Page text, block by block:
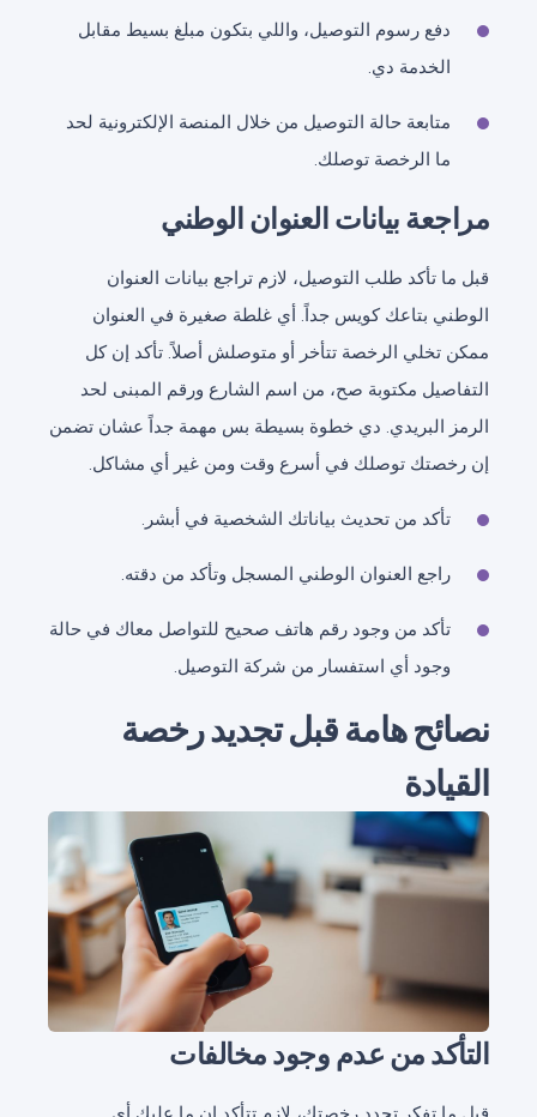
دفع رسوم التوصيل، واللي بتكون مبلغ بسيط مقابل
الخدمة دي.
متابعة حالة التوصيل من خلال المنصة الإلكترونية لحد
ما الرخصة توصلك.
مراجعة بيانات العنوان الوطني
قبل ما تأكد طلب التوصيل، لازم تراجع بيانات العنوان
الوطني بتاعك كويس جداً. أي غلطة صغيرة في العنوان
ممكن تخلي الرخصة تتأخر أو متوصلش أصلاً. تأكد إن كل
التفاصيل مكتوبة صح، من اسم الشارع ورقم المبنى لحد
الرمز البريدي. دي خطوة بسيطة بس مهمة جداً عشان تضمن
إن رخصتك توصلك في أسرع وقت ومن غير أي مشاكل.
تأكد من تحديث بياناتك الشخصية في أبشر.
راجع العنوان الوطني المسجل وتأكد من دقته.
تأكد من وجود رقم هاتف صحيح للتواصل معاك في حالة
وجود أي استفسار من شركة التوصيل.
نصائح هامة قبل تجديد رخصة
القيادة
التأكد من عدم وجود مخالفات